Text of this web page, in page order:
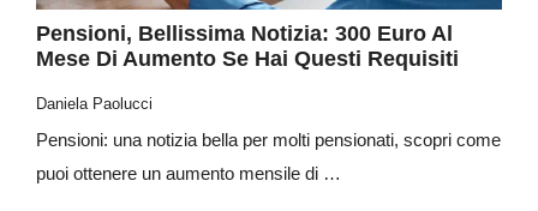
Pensioni, Bellissima Notizia: 300 Euro Al
Mese Di Aumento Se Hai Questi Requisiti
Daniela Paolucci
Pensioni: una notizia bella per molti pensionati, scopri come
puoi ottenere un aumento mensile di …